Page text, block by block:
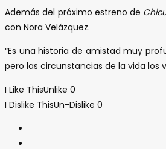
Además del próximo estreno de
con Nora Velázquez.
“Es una historia de amistad muy
pero las circunstancias de la vida los
I Like ThisUnlike 0
I Dislike ThisUn-Dislike 0